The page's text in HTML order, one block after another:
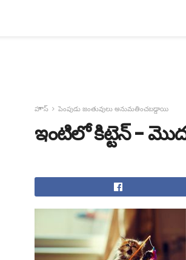
హౌస్ పెంపుడు జంతువులు అనుమతించబడ్డాయి
ఇంటిలో కిట్టెన్ -